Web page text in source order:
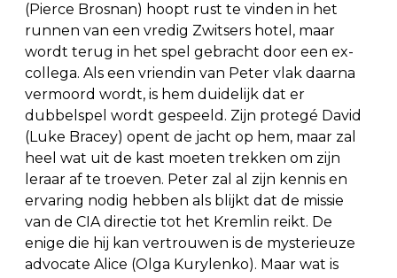
(Pierce Brosnan) hoopt rust te vinden in het
runnen van een vredig Zwitsers hotel, maar
wordt terug in het spel gebracht door een ex-
collega. Als een vriendin van Peter vlak daarna
vermoord wordt, is hem duidelijk dat er
dubbelspel wordt gespeeld. Zijn protegé David
(Luke Bracey) opent de jacht op hem, maar zal
heel wat uit de kast moeten trekken om zijn
leraar af te troeven. Peter zal al zijn kennis en
ervaring nodig hebben als blijkt dat de missie
van de CIA directie tot het Kremlin reikt. De
enige die hij kan vertrouwen is de mysterieuze
advocate Alice (Olga Kurylenko). Maar wat is